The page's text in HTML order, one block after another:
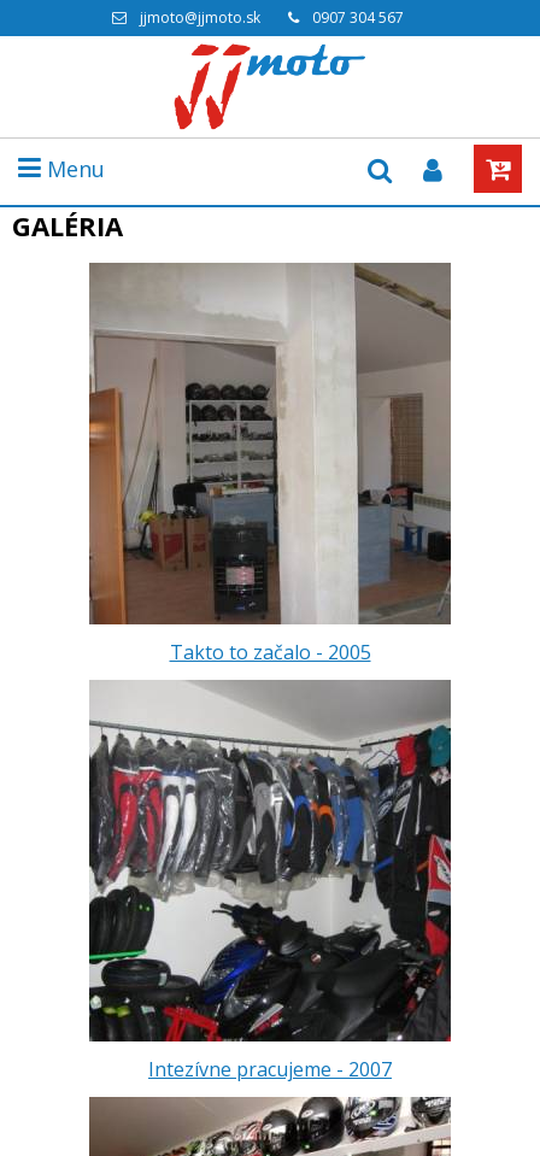
jjmoto@jjmoto.sk 0907 304 567
Menu
GALÉRIA
Takto to začalo - 2005
Intezívne pracujeme - 2007